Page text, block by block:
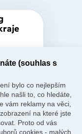
(souhlas s
bylo co nejlepším
našli to, co hledáte,
vám reklamy na věci,
na které jste
Proto od vás
cookies - malých